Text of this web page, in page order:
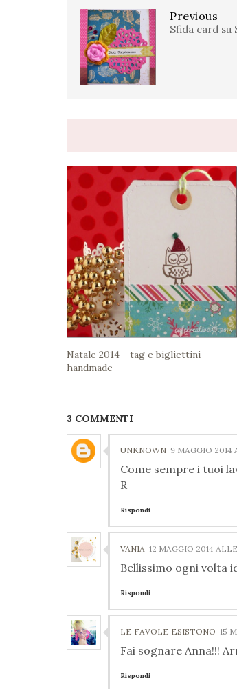
Previous
Sfida card su
Natale 2014 - tag e bigliettini
handmade
3 COMMENTI
UNKNOWN 9 MAGGIO 2014
Come sempre i tuoi
R
Rispondi
VANIA 12 MAGGIO 2014
Bellissimo ogni volta
Rispondi
LE FAVOLE ESISTONO 15
Fai sognare Anna!!!
Rispondi